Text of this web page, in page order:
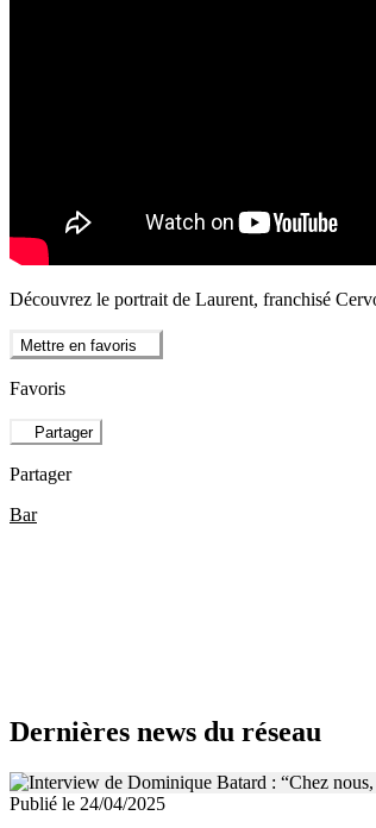
Découvrez le portrait de Laurent, franchisé
Mettre en favoris
Favoris
Partager
Partager
Bar
Dernières news du réseau
Publié le 24/04/2025